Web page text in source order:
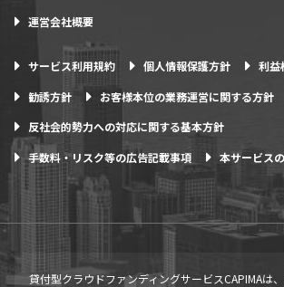
運営会社概要
サービス利用規約 個人情報保護方針
利益
勧誘方針
お客様本位の業務運営に関する方針
反社会的勢力への対応に関する基本方針
手数料・リスク等の広告記載事項
本サービス
貸付型クラウドファンディングサービスCAPIMAは